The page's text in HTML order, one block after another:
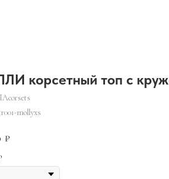
корсетный топ с
mollyxs
₽